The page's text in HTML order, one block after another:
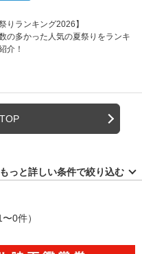
りランキング2026】
の多かった人気の夏祭りをランキ
介！
もっと詳しい条件で絞り込む
0件）